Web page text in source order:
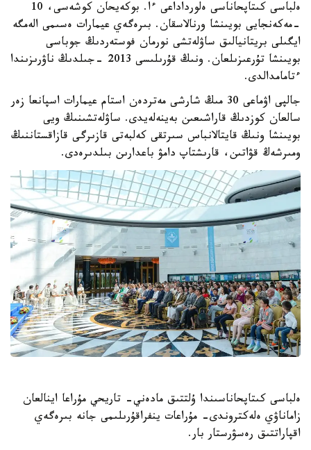
ەلباسى كىتاپحاناسى ەلورداداعى ءا. بوكەيحان كوشەسى، 10
-مەكەنجايى بويىنشا ورنالاسقان. بىرەگەي عيمارات ەسىمى الەمگە
ايگىلى بريتانيالىق ساۋلەتشى نورمان فوستەردىڭ جوباسى
بويىنشا تۇرعىزىلعان. ونىڭ قۇرىلىسى 2013 -جىلدىڭ ناۋرىزىندا
ءتامامدالدى.
جالپى اۋماعى 30 مىڭ شارشى مەتردەن استام عيمارات اسپانعا زەر
سالعان كوزدىڭ قاراشىعىن بەينەلەيدى. ساۋلەتشىنىڭ ويى
بويىنشا ونىڭ قايتالانباس سىرتقى كەلبەتى قازىرگى قازاقستاننىڭ
ومىرشەڭ قۋاتىن، قارىشتاپ دامۋ باعدارىن بىلدىرەدى.
ەلباسى كىتاپحاناسىندا ۇلتتىق مادەني- تاريحي مۇراعا اينالعان
زاماناۋي ەلەكتروندى- مۇراعات ينفراقۇرىلىمى جانە بىرەگەي
اقپاراتتىق رەسۋرستار بار.